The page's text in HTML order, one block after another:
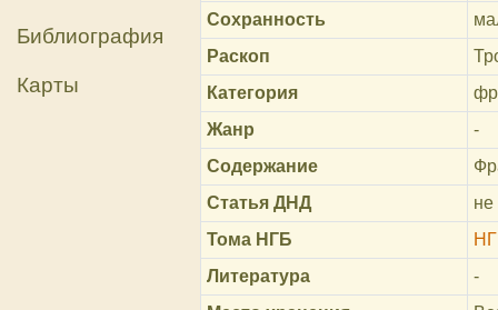
Библиография
Карты
Сохранность
Раскоп
Категория
Жанр
-
Содержание
Статья ДНД
Тома НГБ
Литература
-